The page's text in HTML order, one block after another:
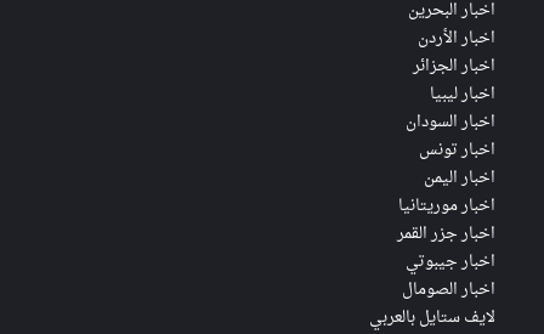
اخبار البحرين
اخبار الأردن
اخبار الجزائر
اخبار ليبيا
اخبار السودان
اخبار تونس
اخبار اليمن
اخبار موريتانيا
اخبار جزر القمر
اخبار جيبوتي
اخبار الصومال
لايف ستايل بالعربي